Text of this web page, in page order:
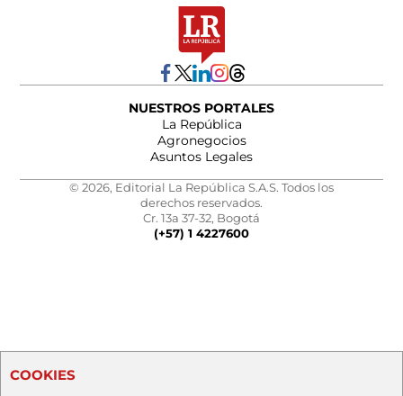
NUESTROS PORTALES
La República
Agronegocios
Asuntos Legales
© 2026, Editorial La República S.A.S. Todos los
derechos reservados.
Cr. 13a 37-32, Bogotá
(+57) 1 4227600
COOKIES